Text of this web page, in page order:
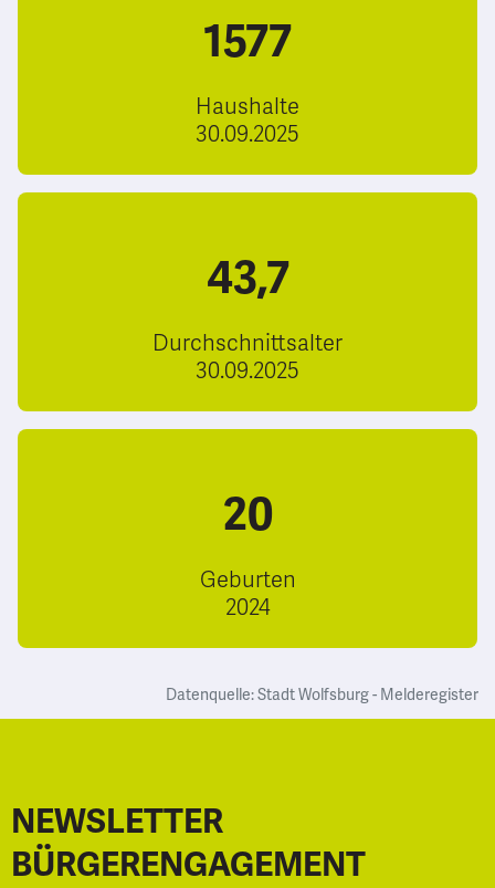
1577
Haushalte
30.09.2025
43,7
Durchschnittsalter
30.09.2025
20
Geburten
2024
Datenquelle: Stadt Wolfsburg - Melderegister
NEWSLETTER
BÜRGERENGAGEMENT